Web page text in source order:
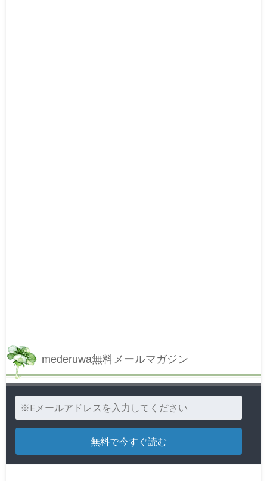
mederuwa無料メールマガジン